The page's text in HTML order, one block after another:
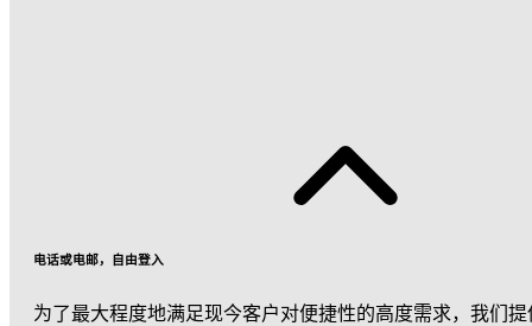
电话或电邮，自由登入
为了最大程度地满足现今客户对便捷性的高度需求，我们提